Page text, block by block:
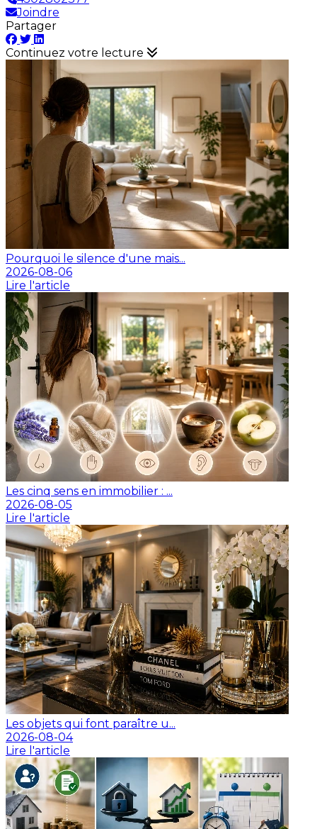
Joindre
Partager
Continuez votre lecture
Pourquoi le silence d'une mais...
2026-08-06
Lire l'article
Les cinq sens en immobilier : ...
2026-08-05
Lire l'article
Les objets qui font paraître u...
2026-08-04
Lire l'article